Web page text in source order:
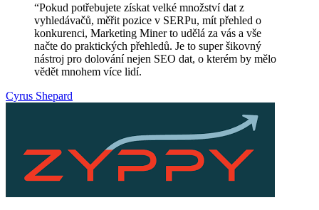
“Pokud potřebujete získat velké množství dat z
vyhledávačů, měřit pozice v SERPu, mít přehled o
konkurenci, Marketing Miner to udělá za vás a vše
načte do praktických přehledů. Je to super šikovný
nástroj pro dolování nejen SEO dat, o kterém by mělo
vědět mnohem více lidí.
Cyrus Shepard